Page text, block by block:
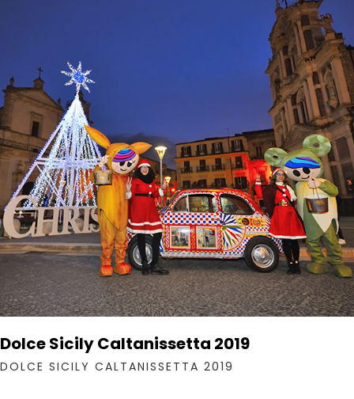
Dolce Sicily Caltanissetta 2019
DOLCE SICILY CALTANISSETTA 2019